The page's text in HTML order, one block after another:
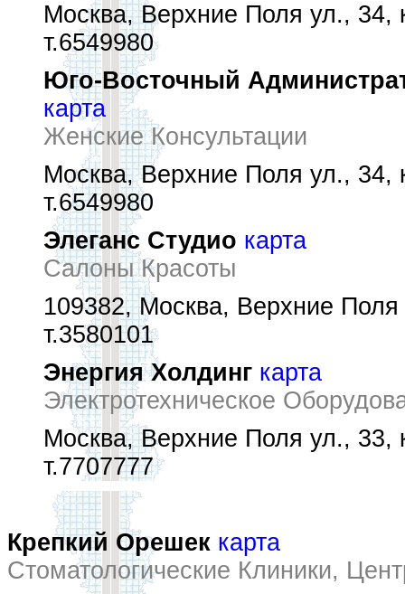
Москва, Верхние Поля ул., 34,
т.6549980
Юго-Восточный
карта
Женские Консультации
Москва, Верхние Поля ул., 34,
т.6549980
Элеганс Студио карта
Салоны Красоты
109382, Москва, Верхние Поля
т.3580101
Энергия Холдинг карта
Электротехническое
Москва, Верхние Поля ул., 33,
т.7707777
Крепкий Орешек карта
Стоматологические Клиники,